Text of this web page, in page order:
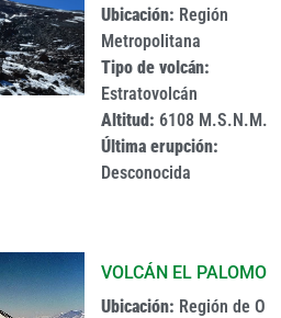
Ubicación: Región
Metropolitana
Tipo de volcán:
Estratovolcán
Altitud: 6108 M.S.N.M.
Última erupción:
Desconocida
VOLCÁN EL PALOMO
Ubicación: Región de O